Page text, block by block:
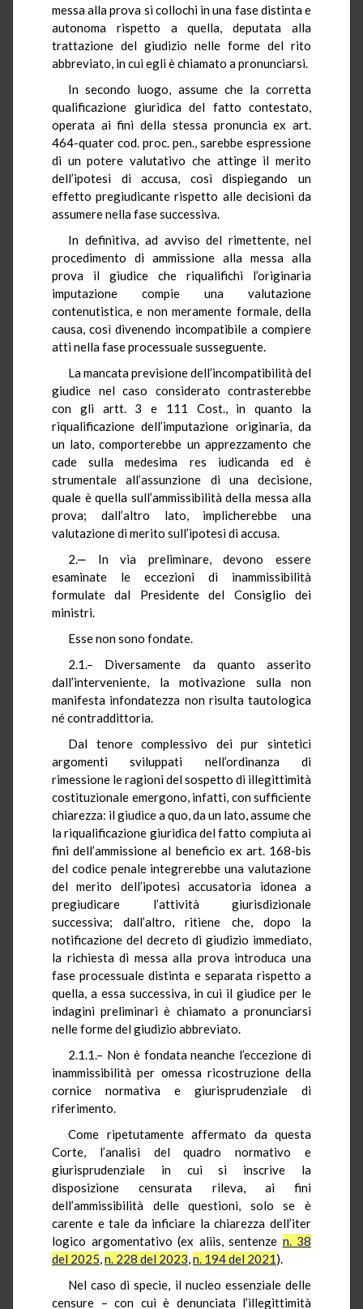
messa alla prova si collochi in una fase distinta e
autonoma rispetto a quella, deputata alla
trattazione del giudizio nelle forme del rito
abbreviato, in cui egli è chiamato a pronunciarsi.
In secondo luogo, assume che la corretta
qualificazione giuridica del fatto contestato,
operata ai fini della stessa pronuncia ex art.
464-quater cod. proc. pen., sarebbe espressione
di un potere valutativo che attinge il merito
dell’ipotesi di accusa, così dispiegando un
effetto pregiudicante rispetto alle decisioni da
assumere nella fase successiva.
In definitiva, ad avviso del rimettente, nel
procedimento di ammissione alla messa alla
prova il giudice che riqualifichi l’originaria
imputazione compie una valutazione
contenutistica, e non meramente formale, della
causa, così divenendo incompatibile a compiere
atti nella fase processuale susseguente.
La mancata previsione dell’incompatibilità del
giudice nel caso considerato contrasterebbe
con gli artt. 3 e 111 Cost., in quanto la
riqualificazione dell’imputazione originaria, da
un lato, comporterebbe un apprezzamento che
cade sulla medesima res iudicanda ed è
strumentale all’assunzione di una decisione,
quale è quella sull’ammissibilità della messa alla
prova; dall’altro lato, implicherebbe una
valutazione di merito sull’ipotesi di accusa.
2.‒ In via preliminare, devono essere
esaminate le eccezioni di inammissibilità
formulate dal Presidente del Consiglio dei
ministri.
Esse non sono fondate.
2.1.– Diversamente da quanto asserito
dall’interveniente, la motivazione sulla non
manifesta infondatezza non risulta tautologica
né contraddittoria.
Dal tenore complessivo dei pur sintetici
argomenti sviluppati nell’ordinanza di
rimessione le ragioni del sospetto di illegittimità
costituzionale emergono, infatti, con sufficiente
chiarezza: il giudice a quo, da un lato, assume che
la riqualificazione giuridica del fatto compiuta ai
fini dell’ammissione al beneficio ex art. 168-bis
del codice penale integrerebbe una valutazione
del merito dell’ipotesi accusatoria idonea a
pregiudicare l’attività giurisdizionale
successiva; dall’altro, ritiene che, dopo la
notificazione del decreto di giudizio immediato,
la richiesta di messa alla prova introduca una
fase processuale distinta e separata rispetto a
quella, a essa successiva, in cui il giudice per le
indagini preliminari è chiamato a pronunciarsi
nelle forme del giudizio abbreviato.
2.1.1.– Non è fondata neanche l’eccezione di
inammissibilità per omessa ricostruzione della
cornice normativa e giurisprudenziale di
riferimento.
Come ripetutamente affermato da questa
Corte, l’analisi del quadro normativo e
giurisprudenziale in cui si inscrive la
disposizione censurata rileva, ai fini
dell’ammissibilità delle questioni, solo se è
carente e tale da inficiare la chiarezza dell’iter
logico argomentativo (ex aliis, sentenze n. 38
del 2025,n. 228 del 2023,n. 194 del 2021).
Nel caso di specie, il nucleo essenziale delle
censure – con cui è denunciata l’illegittimità